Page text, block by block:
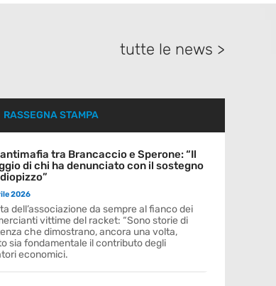
tutte le news >
RASSEGNA STAMPA
tra Brancaccio e Sperone: “Il
di chi ha denunciato con il sostegno
2026
dell’associazione da sempre al fianco dei
vittime del racket: “Sono storie di
che dimostrano, ancora una volta,
sia fondamentale il contributo degli
economici.